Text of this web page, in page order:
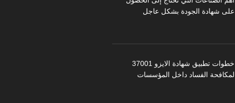
على شهادة الجودة بشكل عاجل
خطوات تطبيق شهادة الايزو 37001
لمكافحة الفساد داخل المؤسسات